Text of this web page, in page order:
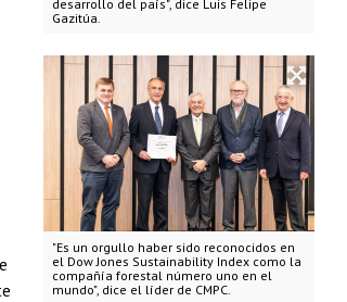
desarrollo del país", dice Luis Felipe
Gazitúa.
"Es un orgullo haber sido reconocidos en
el Dow Jones Sustainability Index como la
compañía forestal número uno en el
mundo", dice el líder de CMPC.